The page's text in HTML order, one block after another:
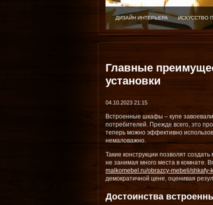
ДИЗАЙН ИНТЕРЬЕРА ИСКУССТВО
Главные
установки
04.10.2023 21:15
Встроенные шкафы – купе
потребителей. Прежде всего, это
теперь можно эффективно
немаловажно.
Такие конструкции позволят
не занимая много места в комнате.
malkomebel.ru/obrazcy-mebeli/shkafy-
демократичной цене, оценивая
Достоинства